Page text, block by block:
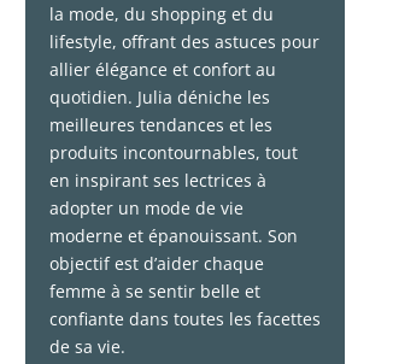
la mode, du shopping et du
lifestyle, offrant des astuces pour
allier élégance et confort au
quotidien. Julia déniche les
meilleures tendances et les
produits incontournables, tout
en inspirant ses lectrices à
adopter un mode de vie
moderne et épanouissant. Son
objectif est d’aider chaque
femme à se sentir belle et
confiante dans toutes les facettes
de sa vie.